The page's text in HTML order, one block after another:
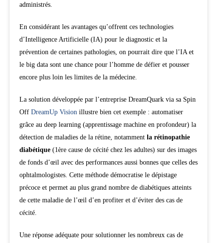
administrés.
En considérant les avantages qu’offrent ces technologies
d’Intelligence Artificielle (IA) pour le diagnostic et la
prévention de certaines pathologies, on pourrait dire que l’IA et
le big data sont une chance pour l’homme de défier et pousser
encore plus loin les limites de la médecine.
La solution développée par l’entreprise DreamQuark via sa Spin
Off DreamUp Vision illustre bien cet exemple : automatiser
grâce au deep learning (apprentissage machine en profondeur) la
détection de maladies de la rétine, notamment la rétinopathie
diabétique (1ère cause de cécité chez les adultes) sur des images
de fonds d’œil avec des performances aussi bonnes que celles des
ophtalmologistes. Cette méthode démocratise le dépistage
précoce et permet au plus grand nombre de diabétiques atteints
de cette maladie de l’œil d’en profiter et d’éviter des cas de
cécité.
Une réponse adéquate pour solutionner les nombreux cas de